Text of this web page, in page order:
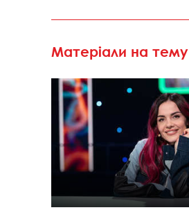
Матеріали на тему